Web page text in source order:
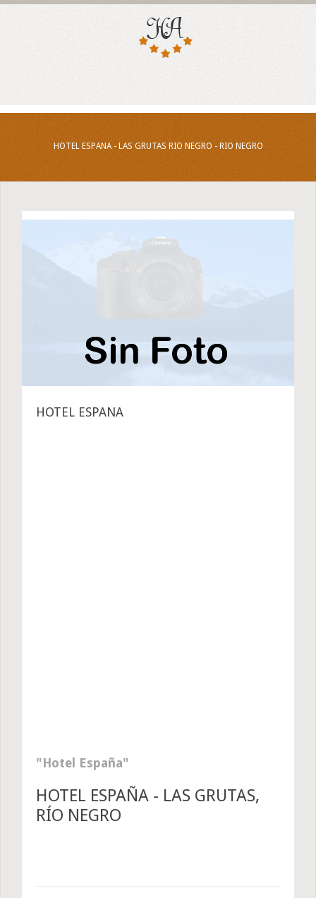
HOTEL ESPANA - LAS GRUTAS RIO NEGRO - RIO NEGRO
HOTEL ESPANA
Hotel España
HOTEL ESPAÑA - LAS GRUTAS,
RÍO NEGRO